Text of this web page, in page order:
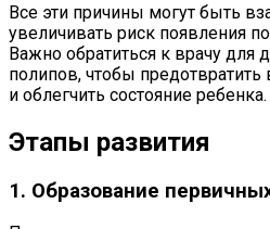
Все эти причины могут быть
увеличивать риск появления
Важно обратиться к врачу для
полипов, чтобы
и облегчить состояние ребенка.
Этапы развития
1. Образование